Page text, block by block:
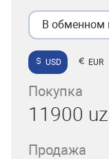
В обменном
USD EUR
Покупка
11900
Продажа